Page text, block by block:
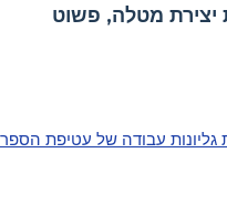
יצירת מטלה, פשוט